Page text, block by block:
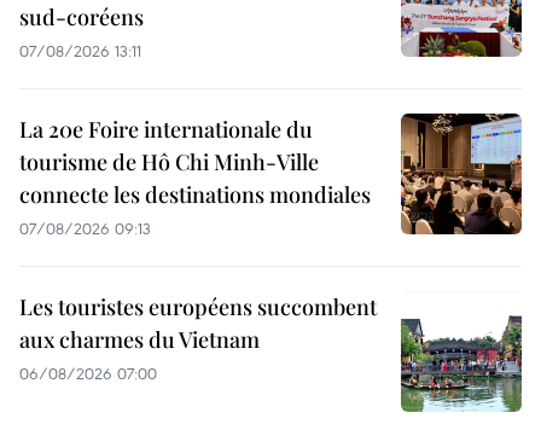
sud-coréens
07/08/2026 13:11
La 20e Foire internationale du
tourisme de Hô Chi Minh-Ville
connecte les destinations mondiales
07/08/2026 09:13
Les touristes européens succombent
aux charmes du Vietnam
06/08/2026 07:00